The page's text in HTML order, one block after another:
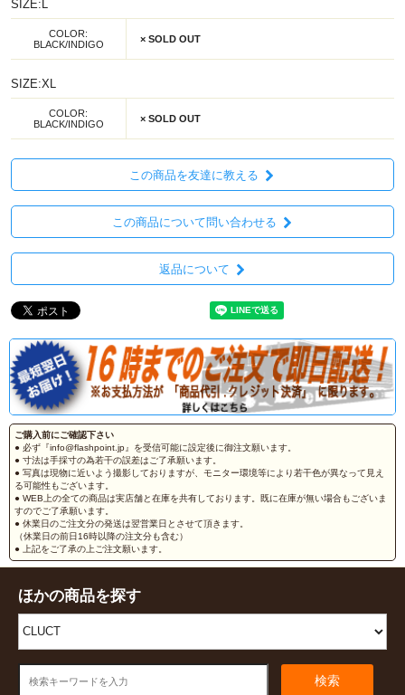
SIZE:L
COLOR:
BLACK/INDIGO
× SOLD OUT
SIZE:XL
COLOR:
BLACK/INDIGO
× SOLD OUT
この商品を友達に教える
この商品について問い合わせる
返品について
ご購入前にご確認下さい
● 必ず『info@flashpoint.jp』を受信可能に設定後に御注文願います。
● 寸法は手採寸の為若干の誤差はご了承願います。
● 写真は現物に近いよう撮影しておりますが、モニター環境等により若干色が異なって見え
る可能性もございます。
● WEB上の全ての商品は実店舗と在庫を共有しております。既に在庫が無い場合もございま
すのでご了承願います。
● 休業日のご注文分の発送は翌営業日とさせて頂きます。
（休業日の前日16時以降の注文分も含む）
● 上記をご了承の上ご注文願います。
ほかの商品を探す
検索